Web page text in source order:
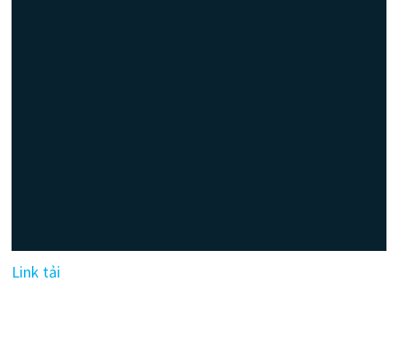
Link tải